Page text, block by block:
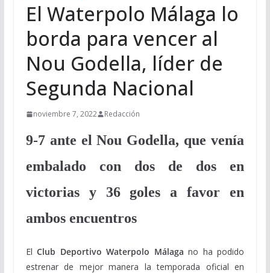
El Waterpolo Málaga lo
borda para vencer al
Nou Godella, líder de
Segunda Nacional
noviembre 7, 2022 Redacción
9-7 ante el Nou Godella, que venía
embalado con dos de dos en
victorias y 36 goles a favor en
ambos encuentros
ElClub Deportivo Waterpolo Málaga no ha podido
estrenar de mejor manera la temporada oficial en